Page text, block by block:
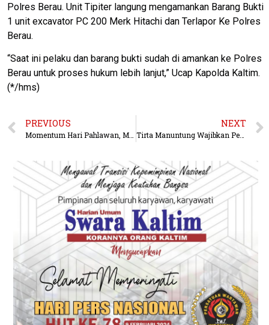
Polres Berau. Unit Tipiter langung mengamankan Barang Bukti
1 unit excavator PC 200 Merk Hitachi dan Terlapor Ke Polres
Berau.
“Saat ini pelaku dan barang bukti sudah di amankan ke Polres
Berau untuk proses hukum lebih lanjut,” Ucap Kapolda Kaltim.
(*/hms)
PREVIOUS
Momentum Hari Pahlawan, Menghormati Jasa Pahlawan Dan Menjaga Silaturahmi
NEXT
Tirta Manuntung Wajibkan Penggantian Meteran Air